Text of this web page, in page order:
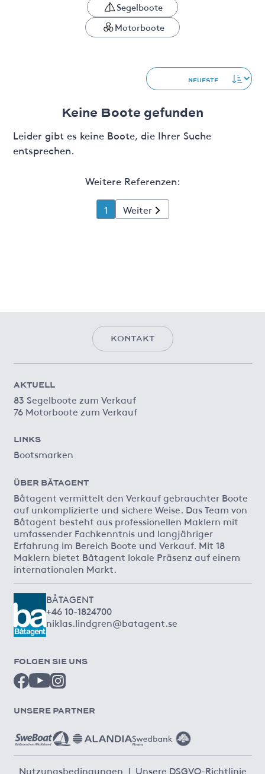
Segelboote
Motorboote
Keine Boote gefunden
Leider gibt es keine Boote, die Ihrer Suche
entsprechen.
Weitere Referenzen:
1 Weiter
KONTAKT
AKTUELL
83 Segelboote zum Verkauf
76 Motorboote zum Verkauf
LINKS
Bootsmarken
ÜBER BÅTAGENT
Båtagent vermittelt den Verkauf gebrauchter Boote
auf unkomplizierte und sichere Weise. Das Team von
Båtagent besteht aus professionellen Maklern mit
umfassender Fachkenntnis und langjähriger
Erfahrung im Bereich Boote und Verkauf. Mit 18
Maklern bietet Båtagent lokale Präsenz auf einem
internationalen Markt.
BÅTAGENT
+46 10-1824700
niklas.lindgren@batagent.se
FOLGEN SIE UNS
UNSERE PARTNER
Nutzungsbedingungen | Unsere DSGVO-Richtlinie